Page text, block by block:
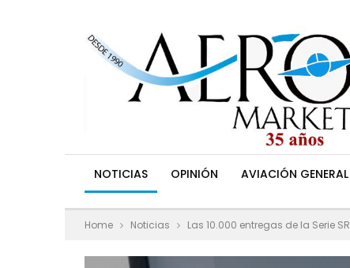
NOTICIAS OPINIÓN AVIACIÓN GENERAL
Home Noticias Las 10.000 entregas de la Serie SR